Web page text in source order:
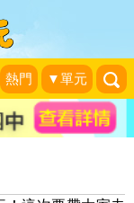
熱門 ▼單元
走輕鬆半